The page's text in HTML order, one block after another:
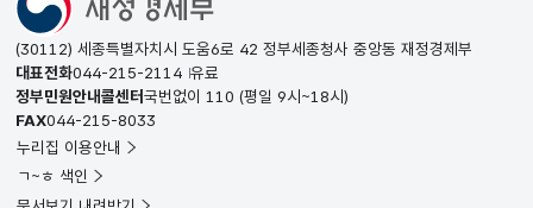
(30112) 세종특별자치시 도움6로 42 정부세종청사 중앙동 재정경제부
대표전화044-215-2114 유료
정부민원안내콜센터국번없이 110 (평일 9시~18시)
FAX044-215-8033
누리집 이용안내
ㄱ~ㅎ 색인